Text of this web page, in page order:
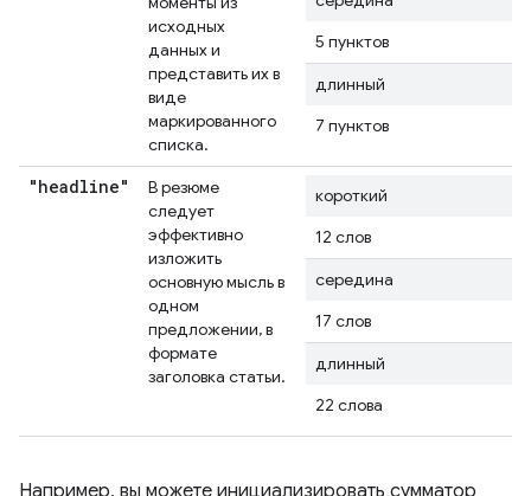
исходных
данных и
представить их в
виде
маркированного
списка.
5 пунктов
длинный
7 пунктов
"headline"
В резюме
следует
эффективно
изложить
основную мысль в
одном
предложении, в
формате
заголовка статьи.
короткий
12 слов
середина
17 слов
длинный
22 слова
Например, вы можете инициализировать сумматор